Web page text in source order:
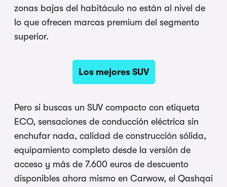
zonas bajas del habitáculo no están al nivel de
lo que ofrecen marcas premium del segmento
superior.
Los mejores SUV
Pero si buscas un SUV compacto con etiqueta
ECO, sensaciones de conducción eléctrica sin
enchufar nada, calidad de construcción sólida,
equipamiento completo desde la versión de
acceso y más de 7.600 euros de descuento
disponibles ahora mismo en Carwow, el Qashqai